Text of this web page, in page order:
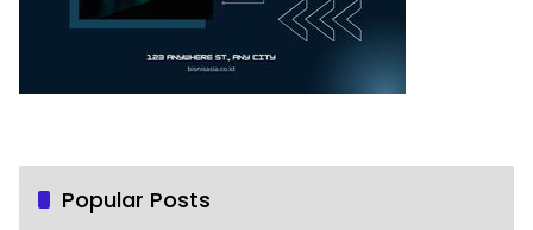
Popular Posts